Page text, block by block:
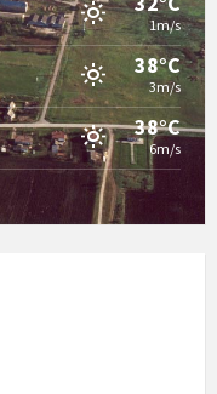
1m/s
38°C
3m/s
38°C
6m/s